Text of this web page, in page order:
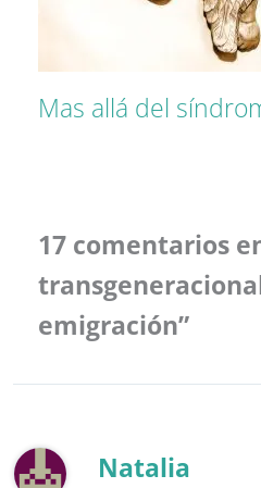
Mas allá del
17 comentarios
emigración”
Natalia